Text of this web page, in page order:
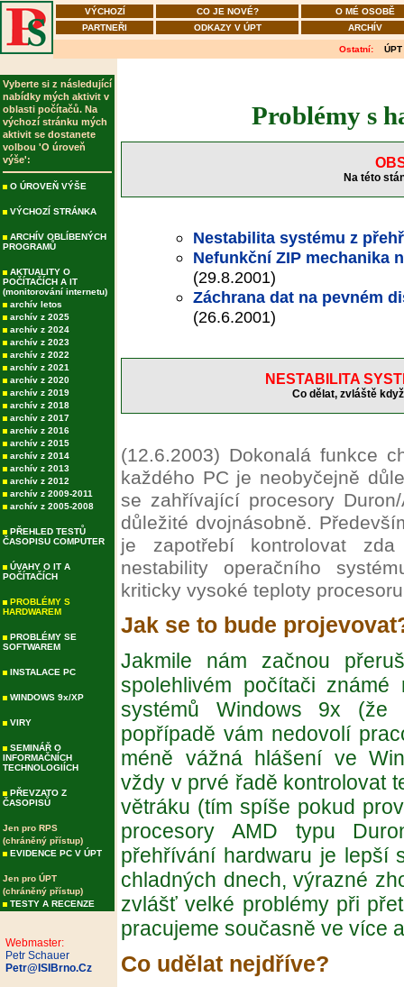
VÝCHOZÍ CO JE NOVÉ?
O MÉ OSOBĚ
PARTNEŘI
ODKAZY V ÚPT ARCHÍV
Ostatní: ÚPT
Vyberte si z následující
nabídky mých aktivit v
oblasti počítačů. Na
výchozí stránku mých
aktivit se dostanete
volbou 'O úroveň
výše':
O ÚROVEŇ VÝŠE
VÝCHOZÍ STRÁNKA
ARCHÍV OBLÍBENÝCH
PROGRAMŮ
AKTUALITY O
POČÍTAČÍCH A IT
(monitorování internetu)
archív letos
archív z 2025
archív z 2024
archív z 2023
archív z 2022
archív z 2021
archív z 2020
archív z 2019
archív z 2018
archív z 2017
archív z 2016
archív z 2015
archív z 2014
archív z 2013
archív z 2012
archív z 2009-2011
archív z 2005-2008
PŘEHLED TESTŮ
ČASOPISU COMPUTER
ÚVAHY O IT A
POČÍTAČÍCH
PROBLÉMY S
HARDWAREM
PROBLÉMY SE
SOFTWAREM
INSTALACE PC
WINDOWS 9x/XP
VIRY
SEMINÁŘ O
INFORMAČNÍCH
TECHNOLOGIÍCH
PŘEVZATO Z
ČASOPISŮ
Jen pro RPS
(chráněný přístup)
EVIDENCE PC V ÚPT
Jen pro ÚPT
(chráněný přístup)
TESTY A RECENZE
Webmaster:
Petr Schauer
Petr@ISIBrno.Cz
Problémy s
Na této
Nestabilita systému z
Nefunkční ZIP mechanika
(29.8.2001)
Záchrana dat na pevném
(26.6.2001)
NESTABILITA
Co dělat, zvláště
(12.6.2003) Dokonalá funkce
každého PC je neobyčejně
se zahřívající procesory
důležité dvojnásobně.
je zapotřebí kontrolovat
nestability operačního
kriticky vysoké teploty
Jak se to bude
Jakmile nám začnou
spolehlivém počítači známé
systémů Windows 9x (že
popřípadě vám nedovolí
méně vážná hlášení ve
vždy v prvé řadě kontrolovat
větráku (tím spíše pokud
procesory AMD typu
přehřívání hardwaru je lepší
chladných dnech, výrazné
zvlášť velké problémy při
pracujeme současně ve více
Co udělat nejdříve?